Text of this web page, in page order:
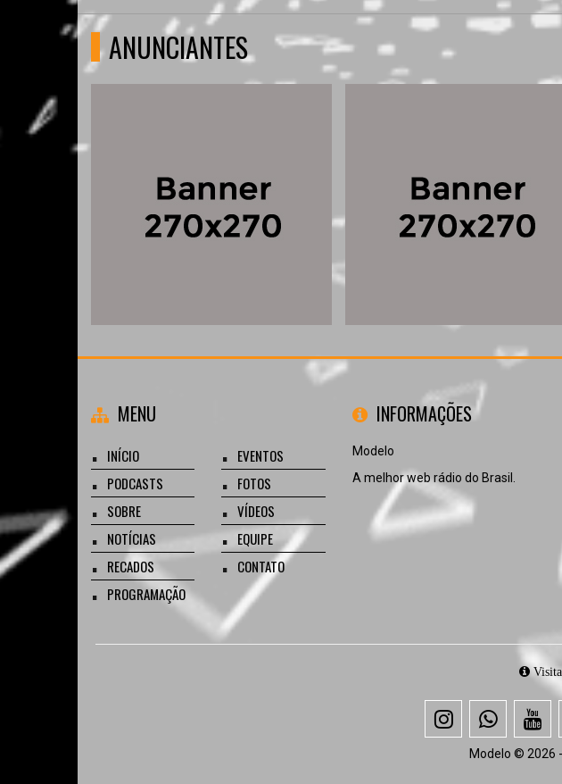
ANUNCIANTES
MENU
INÍCIO
PODCASTS
SOBRE
NOTÍCIAS
RECADOS
PROGRAMAÇÃO
EVENTOS
FOTOS
VÍDEOS
EQUIPE
CONTATO
INFORMAÇÕES
Modelo
A melhor web rádio do Brasil.
Modelo © 2026